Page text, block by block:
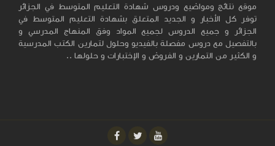
موقع نتائج ومواضيع ودروس شهادة التعليم المتوسط في الجزائر
توفر كل الأخبار و الجديد المتعلق بشهادة التعليم المتوسط في
الجزائر و جميع الدروس لجميع المواد وفق المنهاج المدرسي و
بالتفصيل مع دروس مفصلة بالفيديو وحلول لتمارين الكتب المدرسية
و الكثير من التمارين و الفروض و الإختبارات و حلولها ..